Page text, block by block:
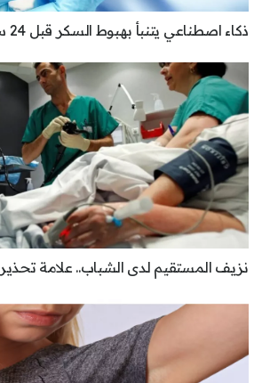
ذكاء اصطناعي يتنبأ بهبوط السكر قبل 24 ساعة
نزيف المستقيم لدى الشباب.. علامة